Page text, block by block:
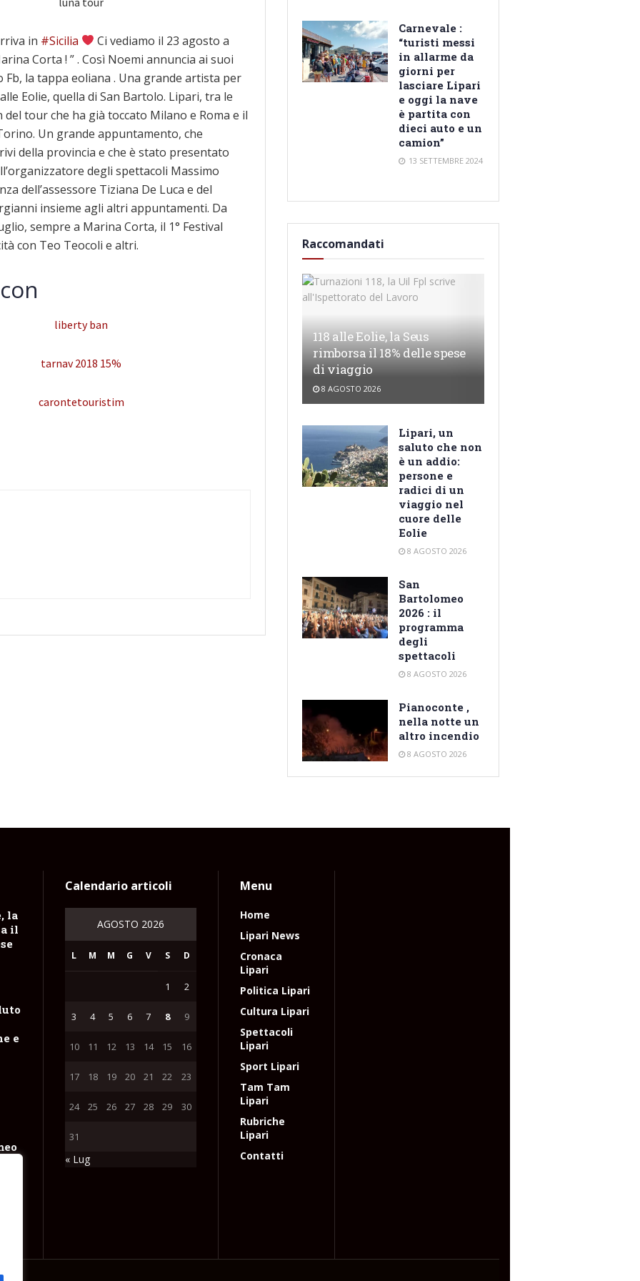
in #Sicilia
Ci vediamo il 23 agosto a
Corta ! ” . Così Noemi annuncia ai suoi
la tappa eoliana . Una grande artista per
Eolie, quella di San Bartolo. Lipari, tra le
tour che ha già toccato Milano e Roma e il
Un grande appuntamento, che
della provincia e che è stato presentato
degli spettacoli Massimo
dell’assessore Tiziana De Luca e del
insieme agli altri appuntamenti. Da
sempre a Marina Corta, il 1° Festival
con Teo Teocoli e altri.
Carnevale :
“turisti messi
in allarme da
giorni per
lasciare Lipari
e oggi la nave
è partita con
dieci auto e un
camion”
13 SETTEMBRE 2024
Raccomandati
118 alle Eolie, la Seus
rimborsa il 18% delle spese
di viaggio
8 AGOSTO 2026
Lipari, un
saluto che non
è un addio:
persone e
radici di un
viaggio nel
cuore delle
Eolie
8 AGOSTO 2026
San
Bartolomeo
2026 : il
programma
degli
spettacoli
8 AGOSTO 2026
Pianoconte ,
nella notte un
altro incendio
8 AGOSTO 2026
la
il
e
Calendario articoli
AGOSTO 2026
L M M G V S D
1 2
3 4 5 6 7 8 9
10 11 12 13 14 15 16
17 18 19 20 21 22 23
24 25 26 27 28 29 30
31
« Lug
Menu
Home
Lipari News
Cronaca
Lipari
Politica Lipari
Cultura Lipari
Spettacoli
Lipari
Sport Lipari
Tam Tam
Lipari
Rubriche
Lipari
Contatti